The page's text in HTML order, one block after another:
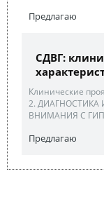
Предлагаю
СДВГ:
Клинические
2.
ВНИМАНИЯ С
Предлагаю